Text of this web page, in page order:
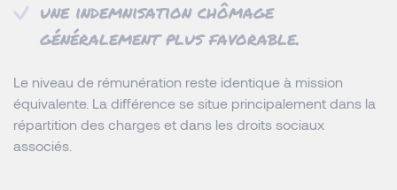
une indemnisation chômage
généralement plus favorable.
Le niveau de rémunération reste identique à mission
équivalente. La différence se situe principalement dans la
répartition des charges et dans les droits sociaux
associés.